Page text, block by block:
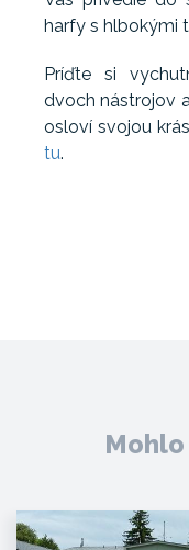
harfy s hlbokými
Príďte si
dvoch nástrojov
osloví svojou
tu.